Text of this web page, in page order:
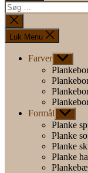
Søg
efter:
Luk
søgning
Luk Menu
Farver Vis
Formål Vis
Planke
Planke
Planke
Planke